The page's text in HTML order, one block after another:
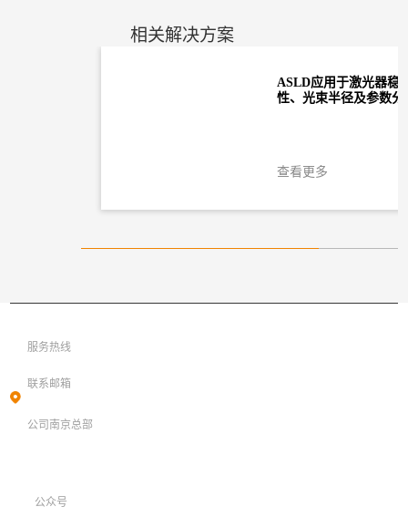
相关解决方案
ASLD应用于激光器稳
性、光束半径及参数分
查看更多
服务热线
联系邮箱
公司南京总部
公众号